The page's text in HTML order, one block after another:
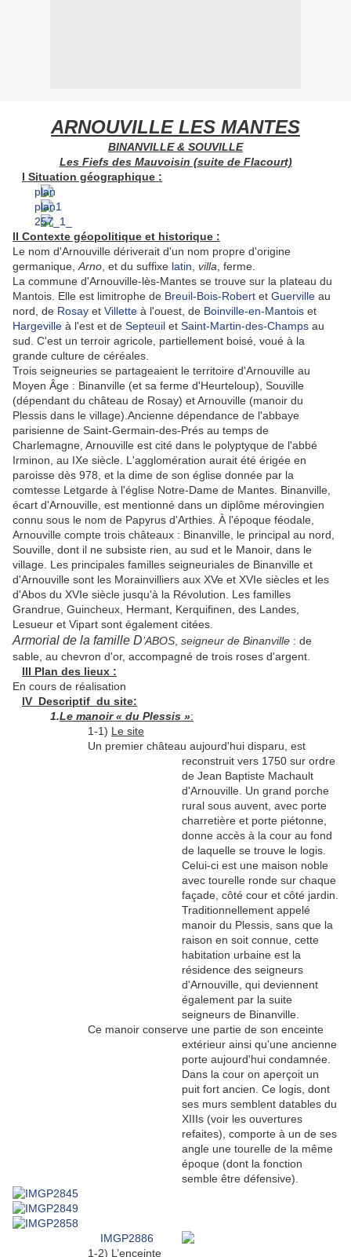
ARNOUVILLE LES MANTES
BINANVILLE & SOUVILLE
Les Fiefs des Mauvoisin (suite de Flacourt)
I Situation géographique :
II Contexte géopolitique et historique :
Le nom d'Arnouville dériverait d'un nom propre d'origine
germanique, Arno , et du suffixe latin villa , ferme.
La commune d'Arnouville-lès-Mantes se trouve sur la plateau du
Mantois. Elle est limitrophe de Breuil-Bois-Robert et Guerville au
nord, de Rosay et Villette à l'ouest, de Boinville-en-Mantois et
Hargeville à l'est et de Septeuil et Saint-Martin-des-Champs au
sud. C'est un terroir agricole, partiellement boisé, voué à la
grande culture de céréales.
Trois seigneuries se partageaient le territoire d'Arnouville au
Moyen Âge : Binanville (et sa ferme d'Heurteloup), Souville
(dépendant du château de Rosay) et Arnouville (manoir du
Plessis dans le village).Ancienne dépendance de l'abbaye
parisienne de Saint-Germain-des-Prés au temps de
Charlemagne, Arnouville est cité dans le polyptyque de l'abbé
Irminon, au IXe siècle. L'agglomération aurait été érigée en
paroisse dès 978, et la dime de son église donnée par la
comtesse Letgarde à l'église Notre-Dame de Mantes. Binanville,
écart d'Arnouville, est mentionné dans un diplôme mérovingien
connu sous le nom de Papyrus d'Arthies. À l'époque féodale,
Arnouville compte trois châteaux : Binanville, le principal au nord,
Souville, dont il ne subsiste rien, au sud et le Manoir, dans le
village. Les principales familles seigneuriales de Binanville et
d'Arnouville sont les Morainvilliers aux XVe et XVIe siècles et les
d'Abos du XVIe siècle jusqu'à la Révolution. Les familles
Grandrue, Guincheux, Hermant, Kerquifinen, des Landes,
Lesueur et Vipart sont également citées.
Armorial de la famille D’ABOS seigneur de Binanville : de
sable, au chevron d'or, accompagné de trois roses d'argent.
III Plan des lieux :
En cours de réalisation
IV Descriptif du site:
1.Le manoir « du Plessis »:
1-1) Le site
Un premier château aujourd'hui disparu, est
reconstruit vers 1750 sur ordre
de Jean Baptiste Machault
d'Arnouville. Un grand porche
rural sous auvent, avec porte
charretière et porte piétonne,
donne accès à la cour au fond
de laquelle se trouve le logis.
Celui-ci est une maison noble
avec tourelle ronde sur chaque
façade, côté cour et côté jardin.
Traditionnellement appelé
manoir du Plessis, sans que la
raison en soit connue, cette
habitation urbaine est la
résidence des seigneurs
d'Arnouville, qui deviennent
également par la suite
seigneurs de Binanville.
Ce manoir conserve une partie de son enceinte
extérieur ainsi qu'une ancienne
porte aujourd'hui condamnée.
Dans la cour on aperçoit un
puit fort ancien. Ce logis, dont
ses murs semblent datables du
XIIIs (voir les ouvertures
refaites), comporte à un de ses
angle une tourelle de la même
époque (dont la fonction
semble être défensive).
1-2) L’enceinte